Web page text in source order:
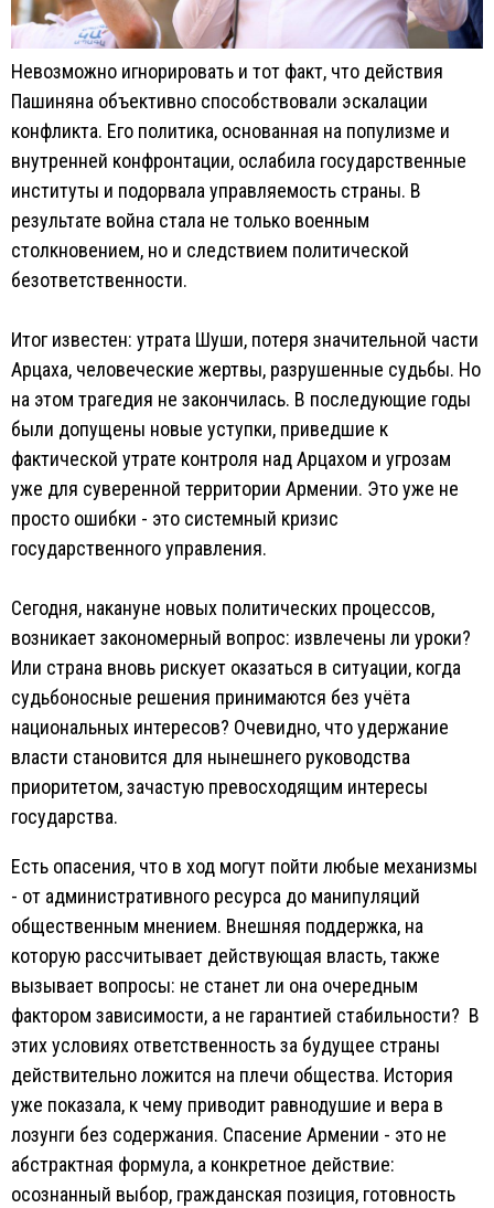
Невозможно игнорировать и тот факт, что действия
Пашиняна объективно способствовали эскалации
конфликта. Его политика, основанная на популизме и
внутренней конфронтации, ослабила государственные
институты и подорвала управляемость страны. В
результате война стала не только военным
столкновением, но и следствием политической
безответственности.
Итог известен: утрата Шуши, потеря значительной части
Арцаха, человеческие жертвы, разрушенные судьбы. Но
на этом трагедия не закончилась. В последующие годы
были допущены новые уступки, приведшие к
фактической утрате контроля над Арцахом и угрозам
уже для суверенной территории Армении. Это уже не
просто ошибки - это системный кризис
государственного управления.
Сегодня, накануне новых политических процессов,
возникает закономерный вопрос: извлечены ли уроки?
Или страна вновь рискует оказаться в ситуации, когда
судьбоносные решения принимаются без учёта
национальных интересов? Очевидно, что удержание
власти становится для нынешнего руководства
приоритетом, зачастую превосходящим интересы
государства.
Есть опасения, что в ход могут пойти любые механизмы
- от административного ресурса до манипуляций
общественным мнением. Внешняя поддержка, на
которую рассчитывает действующая власть, также
вызывает вопросы: не станет ли она очередным
фактором зависимости, а не гарантией стабильности? В
этих условиях ответственность за будущее страны
действительно ложится на плечи общества. История
уже показала, к чему приводит равнодушие и вера в
лозунги без содержания. Спасение Армении - это не
абстрактная формула, а конкретное действие:
осознанный выбор, гражданская позиция, готовность